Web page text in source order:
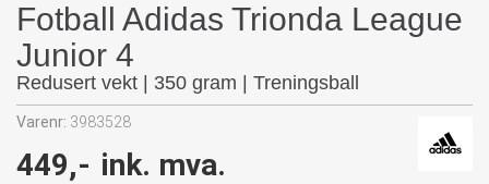
Fotball Adidas Trionda League
Junior 4
Redusert vekt | 350 gram | Treningsball
Varenr: 3983528
449,- ink. mva.